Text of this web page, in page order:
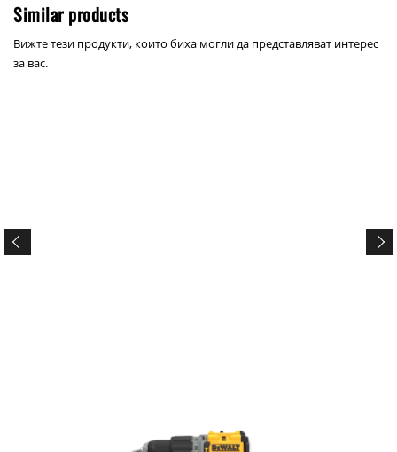
Similar products
Вижте тези продукти, които биха могли да представляват интерес
за вас.